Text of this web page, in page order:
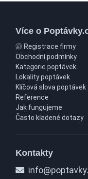
Více o
Registrace firmy
Obchodní podmínky
Kategorie poptávek
Lokality poptávek
Klíčová slova poptávek
Reference
Jak fungujeme
Často kladené dotazy
Kontakty